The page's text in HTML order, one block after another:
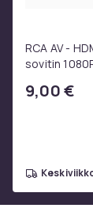
RCA AV -
sovitin
9,00 €